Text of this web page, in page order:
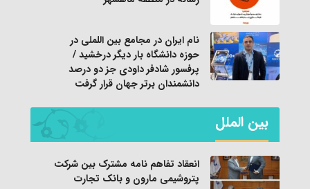
نام ایران در مجامع بین اللملی در
حوزه دانشگاه بار دیگر درخشید /
پرفسور شادفر داودی جز دو درصد
دانشمندان برتر جهان قرار گرفت
بین الملل
انعقاد تفاهم نامه مشترک بین شرکت
پتروشیمی مارون و بانک تجارت